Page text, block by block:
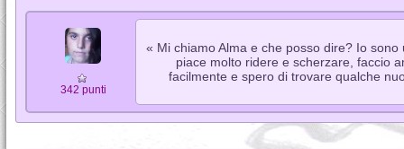
342 punti
« Mi chiamo Alma e che posso dire? Io sono
piace molto ridere e scherzare, faccio
facilmente e spero di trovare qualche